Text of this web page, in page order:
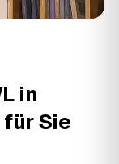
in
Sie